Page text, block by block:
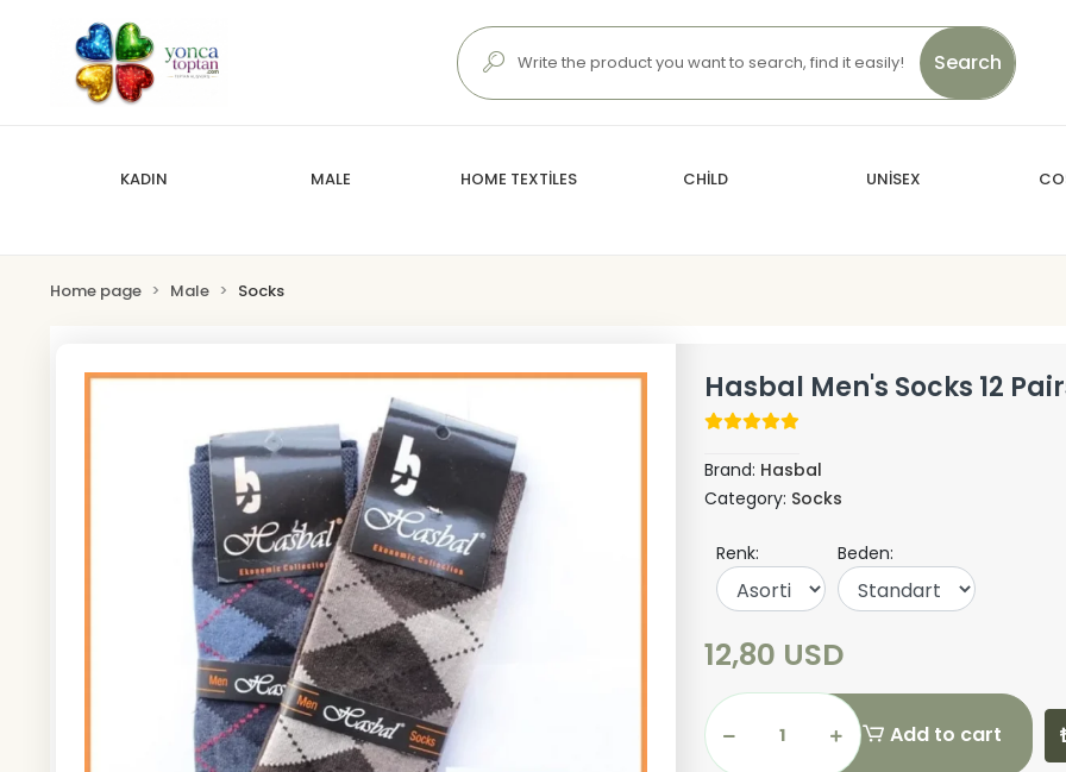
Search
KADIN MALE HOME TEXTİLES CHİLD UNİSEX
Home page Male Socks
Hasbal Men's Socks 12
Brand: Hasbal
Category: Socks
Renk: Beden:
12,80 USD
Add to cart